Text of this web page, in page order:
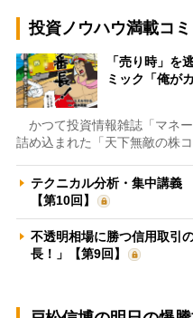
投資ノウハウ満載コ
「売り時」
ミック「俺が
かつて投資情報雑誌「マネ
詰め込まれた「天下無敵の株
テクニカル分析・集中講義
【第10回】
不透明相場に勝つ信用取引
長！」【第9回】